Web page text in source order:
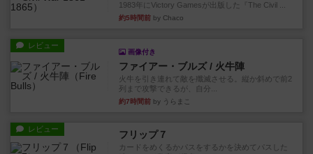
1983年にVictory Gamesが出版した『The Civil ...
約5時間前 by Chaco
レビュー
画像付き
ファイアー・ブルズ / 火牛陣
火牛を引き連れて敵を殲滅させる。縦か斜めで前2
列まで攻撃できるが、自分...
約7時間前 by うらまこ
レビュー フリップ７
カードをめくるかパスをするかを決めてパスした